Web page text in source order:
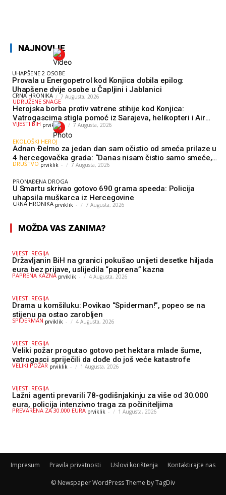
NAJNOVIJE
UHAPŠENE 2 OSOBE
Provala u Energopetrol kod Konjica dobila epilog:
Uhapšene dvije osobe u Čapljini i Jablanici
CRNA HRONIKA 7 Augusta, 2026
UDRUŽENE SNAGE
Herojska borba protiv vatrene stihije kod Konjica:
Vatrogascima stigla pomoć iz Sarajeva, helikopteri i Air
Tractori udružili snage
VIJESTI BIH prviklik - 7 Augusta, 2026
EKOLOŠKI HEROJ
Adnan Đelmo za jedan dan sam očistio od smeća prilaze u
4 hercegovačka grada: “Danas nisam čistio samo smeće,
čistio sam sliku o nama”
DRUŠTVO prviklik - 7 Augusta, 2026
PRONAĐENA DROGA
U Smartu skrivao gotovo 690 grama speeda: Policija
uhapsila muškarca iz Hercegovine
CRNA HRONIKA prviklik - 7 Augusta, 2026
MOŽDA VAS ZANIMA?
VIJESTI REGIJA
Državljanin BiH na granici pokušao unijeti desetke hiljada
eura bez prijave, uslijedila “paprena” kazna
PAPRENA KAZNA prviklik - 4 Augusta, 2026
VIJESTI REGIJA
Drama u komšiluku: Povikao “Spiderman!”, popeo se na
stijenu pa ostao zarobljen
SPIDERMAN prviklik - 4 Augusta, 2026
VIJESTI REGIJA
Veliki požar progutao gotovo pet hektara mlade šume,
vatrogasci spriječili da dođe do još veće katastrofe
VELIKI POŽAR prviklik - 1 Augusta, 2026
VIJESTI REGIJA
Lažni agenti prevarili 78-godišnjakinju za više od 30.000
eura, policija intenzivno traga za počiniteljima
PREVARENA ZA 30.000 EURA prviklik - 1 Augusta, 2026
Impresum Pravila privatnosti Uslovi korištenja Kontaktirajte nas
© Newspaper WordPress Theme by TagDiv